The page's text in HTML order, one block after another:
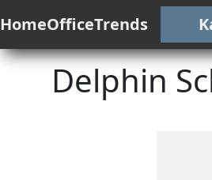
HomeOfficeTrends
Delphin